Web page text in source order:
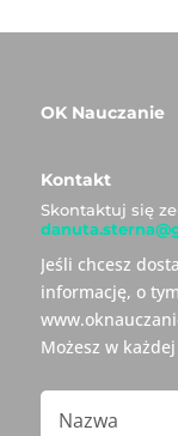
OK Nauczanie
Kontakt
Skontaktuj się
Jeśli chcesz
informację, o
Możesz w